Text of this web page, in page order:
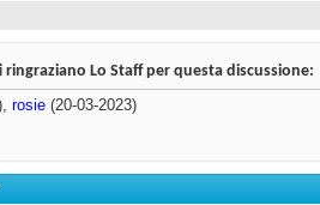
Lo Staff per questa discussione:
rosie (20-03-2023)